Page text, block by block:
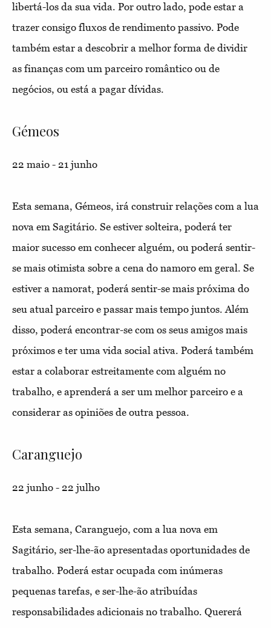
libertá-los da sua vida. Por outro lado, pode estar a
trazer consigo fluxos de rendimento passivo. Pode
também estar a descobrir a melhor forma de dividir
as finanças com um parceiro romântico ou de
negócios, ou está a pagar dívidas.
Gémeos
22 maio - 21 junho
Esta semana, Gémeos, irá construir relações com a lua
nova em Sagitário. Se estiver solteira, poderá ter
maior sucesso em conhecer alguém, ou poderá sentir-
se mais otimista sobre a cena do namoro em geral. Se
estiver a namorat, poderá sentir-se mais próxima do
seu atual parceiro e passar mais tempo juntos. Além
disso, poderá encontrar-se com os seus amigos mais
próximos e ter uma vida social ativa. Poderá também
estar a colaborar estreitamente com alguém no
trabalho, e aprenderá a ser um melhor parceiro e a
considerar as opiniões de outra pessoa.
Caranguejo
22 junho - 22 julho
Esta semana, Caranguejo, com a lua nova em
Sagitário, ser-lhe-ão apresentadas oportunidades de
trabalho. Poderá estar ocupada com inúmeras
pequenas tarefas, e ser-lhe-ão atribuídas
responsabilidades adicionais no trabalho. Quererá